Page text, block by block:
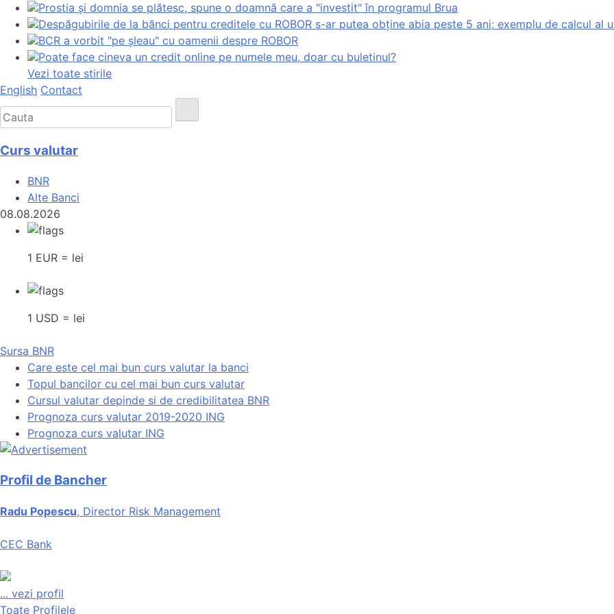
Prostia și domnia se plătesc, spune o doamnă care a "investit" în programul Brua
Despăgubirile de la bănci pentru creditele cu ROBOR s-ar putea obține abia peste 5 ani; exemplu de calcul al
BCR a vorbit "pe șleau" cu oamenii despre ROBOR
Poate face cineva un credit online pe numele meu, doar cu buletinul?
Vezi toate stirile
English Contact
Curs valutar
BNR
Alte Banci
08.08.2026
1 EUR = lei
1 USD = lei
Sursa BNR
Care este cel mai bun curs valutar la banci
Topul bancilor cu cel mai bun curs valutar
Cursul valutar depinde si de credibilitatea BNR
Prognoza curs valutar 2019-2020 ING
Prognoza curs valutar ING
Profil de Bancher
Radu Popescu, Director Risk Management
CEC Bank
... vezi profil
Toate Profilele